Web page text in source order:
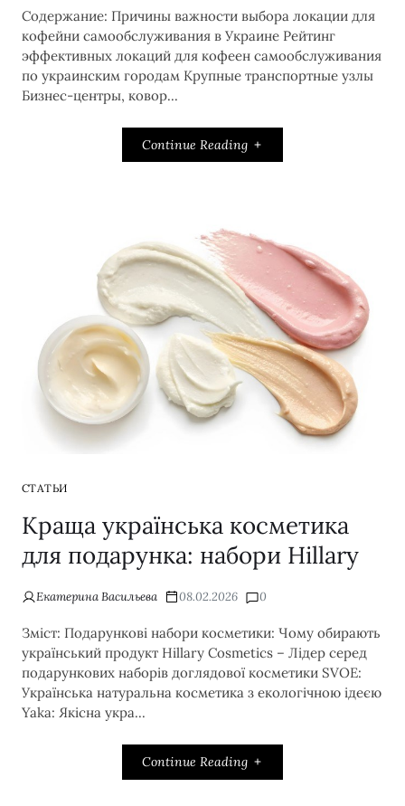
Содержание: Причины важности выбора локации для
кофейни самообслуживания в Украине Рейтинг
эффективных локаций для кофеен самообслуживания
по украинским городам Крупные транспортные узлы
Бизнес-центры, ковор...
Continue Reading
СТАТЬИ
Краща українська косметика
для подарунка: набори Hillary
Екатерина Васильева 08.02.2026 0
Зміст: Подарункові набори косметики: Чому обирають
український продукт Hillary Cosmetics – Лідер серед
подарункових наборів доглядової косметики SVOE:
Українська натуральна косметика з екологічною ідеєю
Yaka: Якісна укра...
Continue Reading